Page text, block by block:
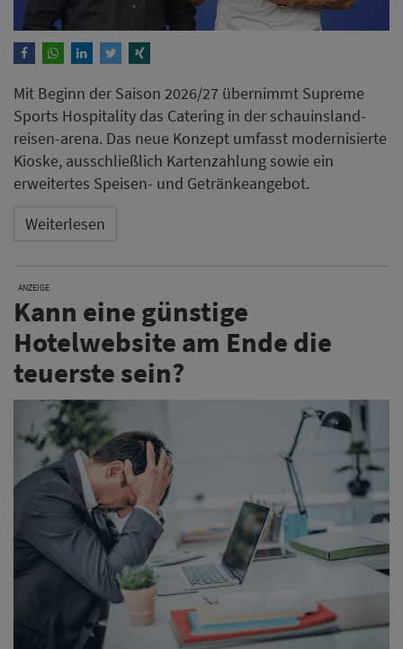
Mit Beginn der Saison 2026/27 übernimmt Supreme
Sports Hospitality das Catering in der schauinsland-
reisen-arena. Das neue Konzept umfasst modernisierte
Kioske, ausschließlich Kartenzahlung sowie ein
erweitertes Speisen- und Getränkeangebot.
Weiterlesen
ANZEIGE
Kann eine günstige
Hotelwebsite am Ende die
teuerste sein?